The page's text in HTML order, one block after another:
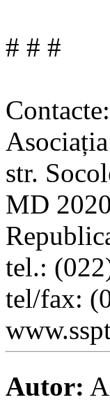
# # #
Contacte:
str.
MD
tel.:
tel/fax:
Autor: